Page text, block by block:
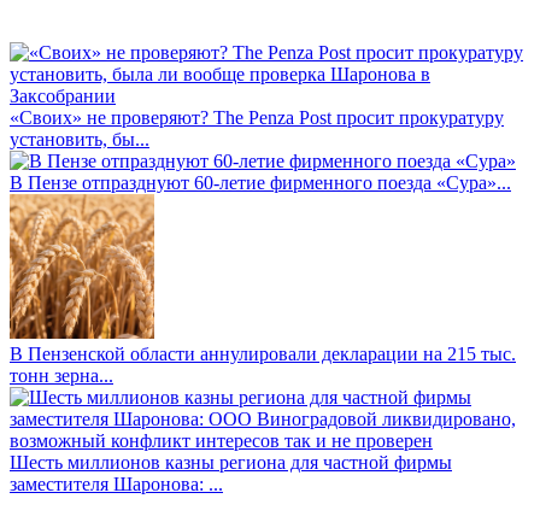
«Своих» не проверяют? The Penza Post просит прокуратуру
установить, бы...
В Пензе отпразднуют 60-летие фирменного поезда «Сура»...
В Пензенской области аннулировали декларации на 215 тыс.
тонн зерна...
Шесть миллионов казны региона для частной фирмы
заместителя Шаронова: ...